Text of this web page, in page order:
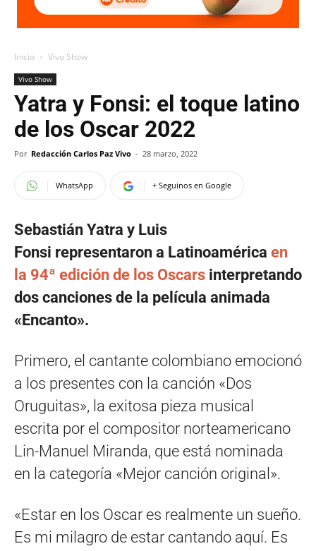
Inicio Vivo Show
Vivo Show
Yatra y Fonsi: el toque latino
de los Oscar 2022
Por Redacción Carlos Paz Vivo - 28 marzo, 2022
WhatsApp + Seguinos en Google
Sebastián Yatra y Luis
Fonsi representaron a Latinoamérica en
la 94ª edición de los Oscars interpretando
dos canciones de la película animada
«Encanto».
Primero, el cantante colombiano emocionó
a los presentes con la canción «Dos
Oruguitas», la exitosa pieza musical
escrita por el compositor norteamericano
Lin-Manuel Miranda, que está nominada
en la categoría «Mejor canción original».
«Estar en los Oscar es realmente un sueño.
Es mi milagro de estar cantando aquí. Es